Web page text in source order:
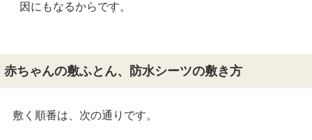
因にもなるからです。
赤ちゃんの敷ふとん、防水シーツの敷き方
敷く順番は、次の通りです。